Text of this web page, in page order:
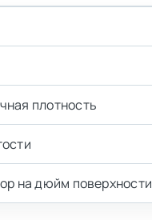
плотность
на дюйм поверхности